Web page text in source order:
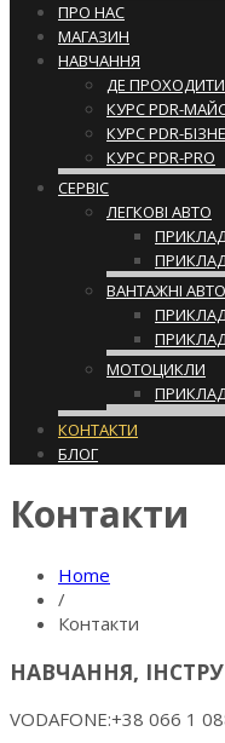
ПРО НАС
МАГАЗИН
НАВЧАННЯ
ДЕ
КУРС PDR-
КУРС PDR-
КУРС PDR-PRO
СЕРВІС
ЛЕГКОВІ АВТО
ВАНТАЖНІ АВТО
МОТОЦИКЛИ
КОНТАКТИ
БЛОГ
Контакти
Home
/
Контакти
НАВЧАННЯ,
VODAFONE:+38 066 1